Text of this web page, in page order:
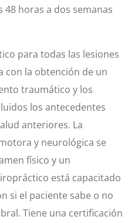
horas a dos semanas
para todas las lesiones
con la obtención de un
traumático y los
los antecedentes
anteriores. La
y neurológica se
físico y un
está capacitado
si el paciente sabe o no
Tiene una certificación